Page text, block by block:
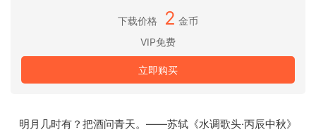
个组成部分。快速识别、分离和处理提取乐器的音调、瞬态和
噪音特征。你制作实验音乐吗？在 SpectraLayers 中，你可以
创作工具……一款真正的乐器。
利用 SpectraLayers 中全新的人工智能辅助程序，手动或自动
下载价格 2 金币
VIP免费
立即购买
明月几时有？把酒问青天。——苏轼《水调歌头·丙辰中秋》